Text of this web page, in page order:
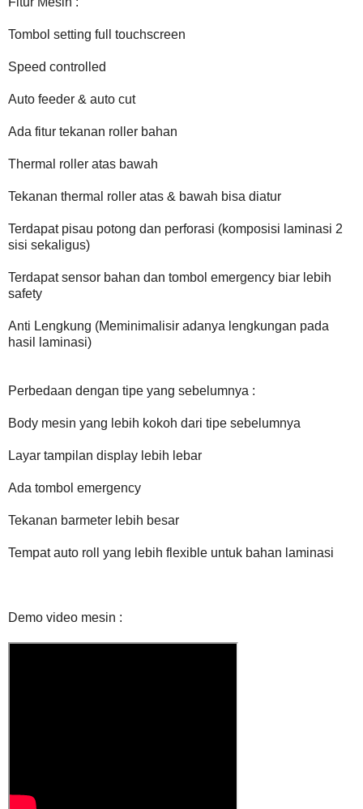
Tombol setting full touchscreen
Speed controlled
Auto feeder & auto cut
Ada fitur tekanan roller bahan
Thermal roller atas bawah
Tekanan thermal roller atas & bawah bisa diatur
Terdapat pisau potong dan perforasi (komposisi laminasi 2
sisi sekaligus)
Terdapat sensor bahan dan tombol emergency biar lebih
safety
Anti Lengkung (Meminimalisir adanya lengkungan pada
hasil laminasi)
Perbedaan dengan tipe yang sebelumnya :
Body mesin yang lebih kokoh dari tipe sebelumnya
Layar tampilan display lebih lebar
Ada tombol emergency
Tekanan barmeter lebih besar
Tempat auto roll yang lebih flexible untuk bahan laminasi
Demo video mesin :